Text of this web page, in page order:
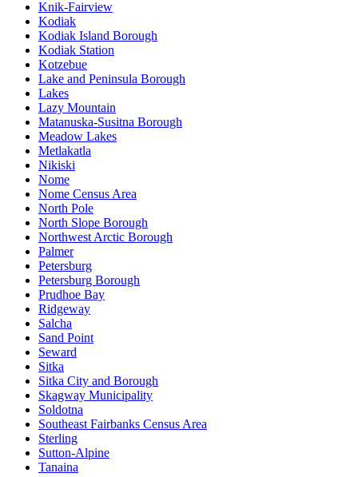
Knik-Fairview
Kodiak
Kodiak Island Borough
Kodiak Station
Kotzebue
Lake and Peninsula Borough
Lakes
Lazy Mountain
Matanuska-Susitna Borough
Meadow Lakes
Metlakatla
Nikiski
Nome
Nome Census Area
North Pole
North Slope Borough
Northwest Arctic Borough
Palmer
Petersburg
Petersburg Borough
Prudhoe Bay
Ridgeway
Salcha
Sand Point
Seward
Sitka
Sitka City and Borough
Skagway Municipality
Soldotna
Southeast Fairbanks Census Area
Sterling
Sutton-Alpine
Tanaina